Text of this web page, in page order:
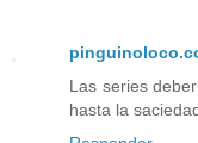
Las series
hasta la